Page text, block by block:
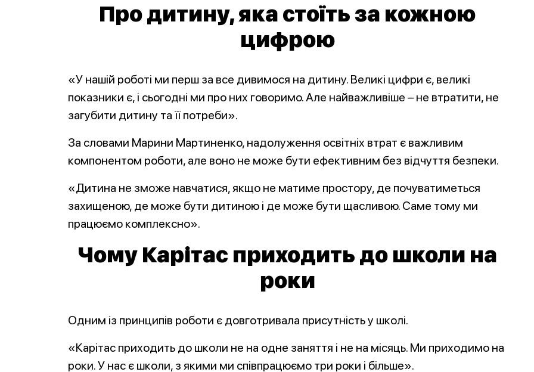
Про дитину, яка стоїть за кожною
цифрою
«У нашій роботі ми перш за все дивимося на дитину. Великі цифри є, великі
показники є, і сьогодні ми про них говоримо. Але найважливіше – не втратити, не
загубити дитину та її потреби».
За словами Марини Мартиненко, надолуження освітніх втрат є важливим
компонентом роботи, але воно не може бути ефективним без відчуття безпеки.
«Дитина не зможе навчатися, якщо не матиме простору, де почуватиметься
захищеною, де може бути дитиною і де може бути щасливою. Саме тому ми
працюємо комплексно».
Чому Карітас приходить до школи на
роки
Одним із принципів роботи є довготривала присутність у школі.
«Карітас приходить до школи не на одне заняття і не на місяць. Ми приходимо на
роки. У нас є школи, з якими ми співпрацюємо три роки і більше».